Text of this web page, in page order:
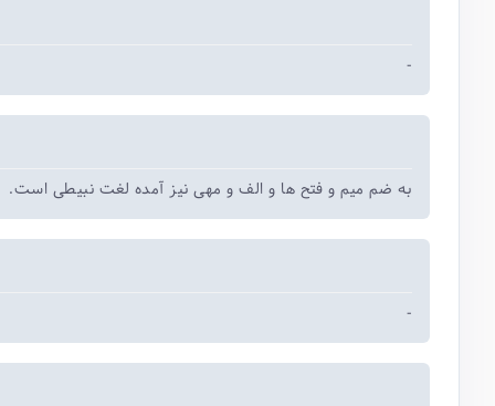
-
به ضم میم و فتح ها و الف و مهی نیز آمده لغت نبیطی است.
-